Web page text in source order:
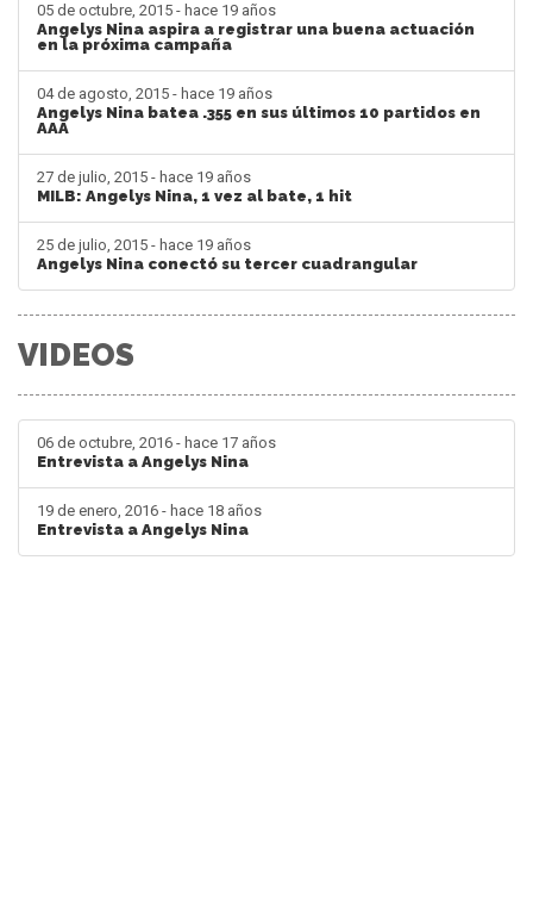
05 de octubre, 2015 - hace 19 años
Angelys Nina aspira a registrar una buena actuación
en la próxima campaña
04 de agosto, 2015 - hace 19 años
Angelys Nina batea .355 en sus últimos 10 partidos en
AAA
27 de julio, 2015 - hace 19 años
MILB: Angelys Nina, 1 vez al bate, 1 hit
25 de julio, 2015 - hace 19 años
Angelys Nina conectó su tercer cuadrangular
VIDEOS
06 de octubre, 2016 - hace 17 años
Entrevista a Angelys Nina
19 de enero, 2016 - hace 18 años
Entrevista a Angelys Nina